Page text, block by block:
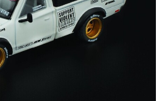
所需資料之確認、核對及更正。
下連結：
https://oppay.tw/userRule
含以上)免運費
含以上)免運費
取貨唷。